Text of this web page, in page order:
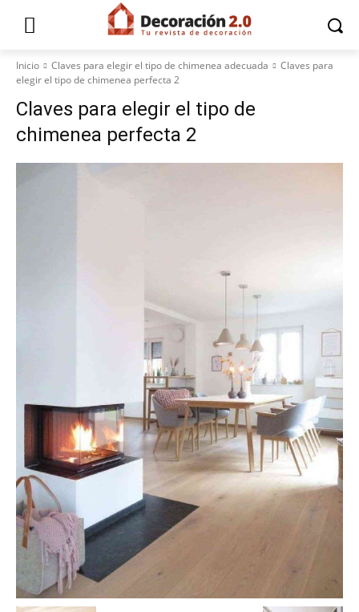
Inicio Claves para elegir el tipo de chimenea adecuada
Claves para
elegir el tipo de chimenea perfecta 2
Claves para elegir el tipo de
chimenea perfecta 2